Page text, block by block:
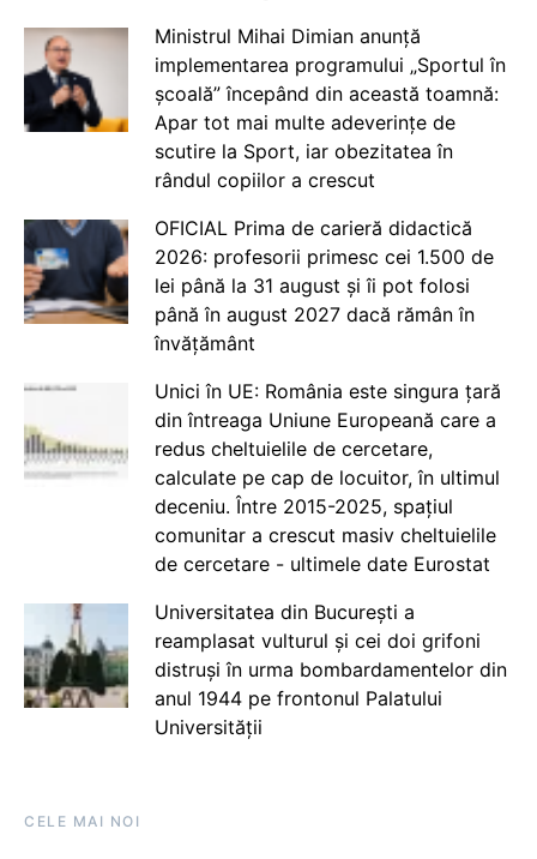
Ministrul Mihai Dimian anunță
implementarea programului „Sportul în
școală” începând din această toamnă:
Apar tot mai multe adeverințe de
scutire la Sport, iar obezitatea în
rândul copiilor a crescut
OFICIAL Prima de carieră didactică
2026: profesorii primesc cei 1.500 de
lei până la 31 august și îi pot folosi
până în august 2027 dacă rămân în
învățământ
Unici în UE: România este singura țară
din întreaga Uniune Europeană care a
redus cheltuielile de cercetare,
calculate pe cap de locuitor, în ultimul
deceniu. Între 2015-2025, spațiul
comunitar a crescut masiv cheltuielile
de cercetare - ultimele date Eurostat
Universitatea din București a
reamplasat vulturul și cei doi grifoni
distruși în urma bombardamentelor din
anul 1944 pe frontonul Palatului
Universității
CELE MAI NOI